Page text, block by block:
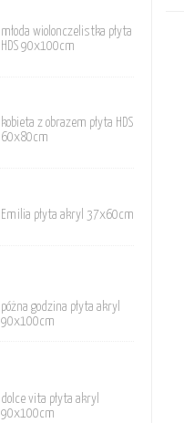
młoda wiolonczelistka płyta
HDS 90x100cm
kobieta z obrazem płyta HDS
60x80cm
Emilia płyta akryl 37x60cm
póżna godzina płyta akryl
90x100cm
dolce vita płyta akryl
90x100cm